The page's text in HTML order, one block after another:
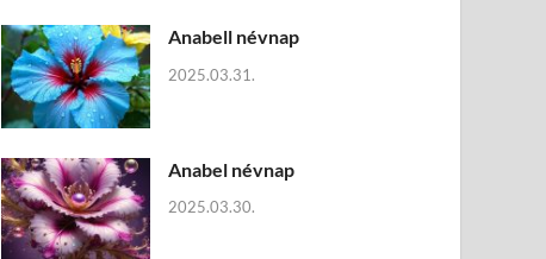
Anabell névnap
2025.03.31.
Anabel névnap
2025.03.30.